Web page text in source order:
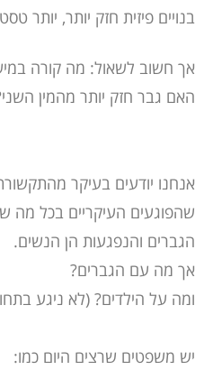
בנויים פיזית חזק יותר, יותר
אך חשוב לשאול: מה קורה
האם גבר חזק יותר מהמין
אנחנו יודעים בעיקר
שהפוגעים העיקריים בכל מה
הגברים והנפגעות הן הנשים.
אך מה עם הגברים?
ומה על הילדים? (לא ניגע
יש משפטים שרצים היום כמו: